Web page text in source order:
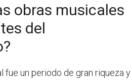
obras musicales
del
fue un periodo de gran riqueza y